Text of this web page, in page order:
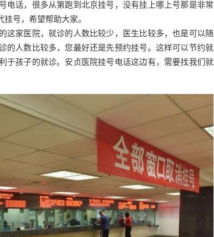
电话，很多从第跑到北京挂号，没有挂上哪上号那是非常
号，希望帮助大家。
这家医院，就诊的人数比较少，医生比较多，也是可以随
的人数比较多，您最好还是先预约挂号。这样可以节约就
于孩子的就诊。安贞医院挂号电话这边有，需要找我们就